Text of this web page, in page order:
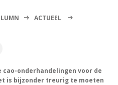
ACTUEEL
cao-onderhandelingen voor de
is bijzonder treurig te moeten